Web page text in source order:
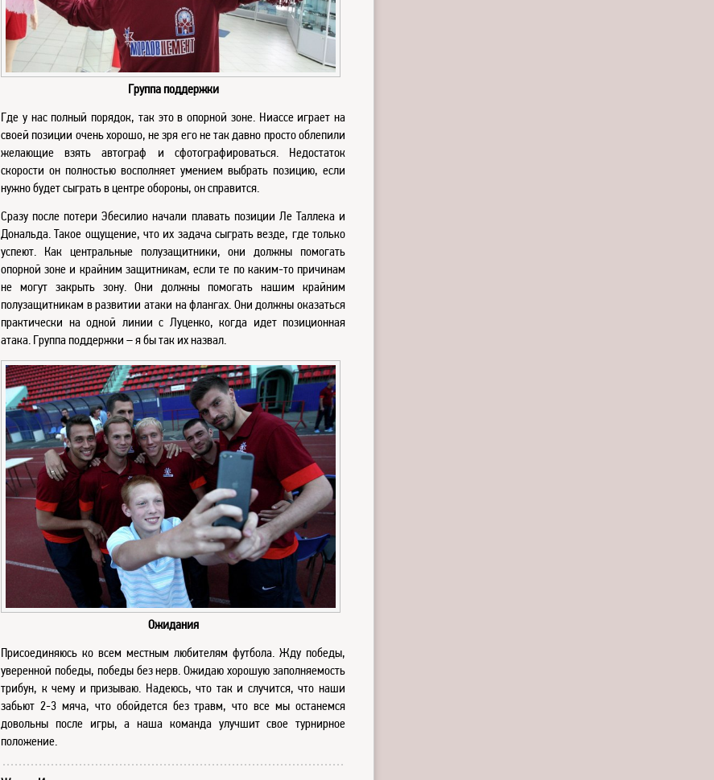
Группа поддержки
Где у нас полный порядок, так это в опорной зоне. Ниассе играет на
своей позиции очень хорошо, не зря его не так давно просто облепили
желающие взять автограф и сфотографироваться. Недостаток
скорости он полностью восполняет умением выбрать позицию, если
нужно будет сыграть в центре обороны, он справится.
Сразу после потери Эбесилио начали плавать позиции Ле Таллека и
Дональда. Такое ощущение, что их задача сыграть везде, где только
успеют. Как центральные полузащитники, они должны помогать
опорной зоне и крайним защитникам, если те по каким-то причинам
не могут закрыть зону. Они должны помогать нашим крайним
полузащитникам в развитии атаки на флангах. Они должны оказаться
практически на одной линии с Луценко, когда идет позиционная
атака. Группа поддержки – я бы так их назвал.
Ожидания
Присоединяюсь ко всем местным любителям футбола. Жду победы,
уверенной победы, победы без нерв. Ожидаю хорошую заполняемость
трибун, к чему и призываю. Надеюсь, что так и случится, что наши
забьют 2-3 мяча, что обойдется без травм, что все мы останемся
довольны после игры, а наша команда улучшит свое турнирное
положение.